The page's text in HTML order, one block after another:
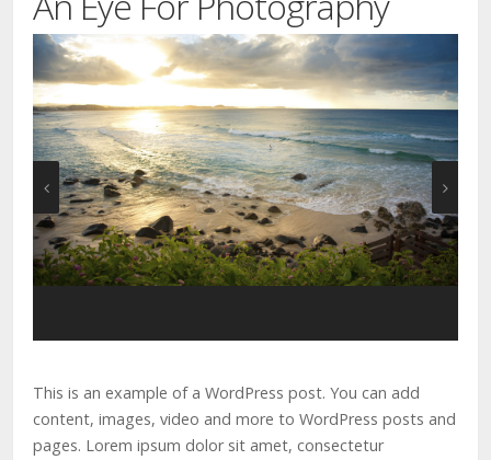
This is an example of a WordPress post. You can add
content, images, video and more to WordPress posts and
pages. Lorem ipsum dolor sit amet, consectetur